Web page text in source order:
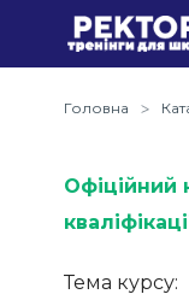
Головна
Офіційний
Тема курсу: